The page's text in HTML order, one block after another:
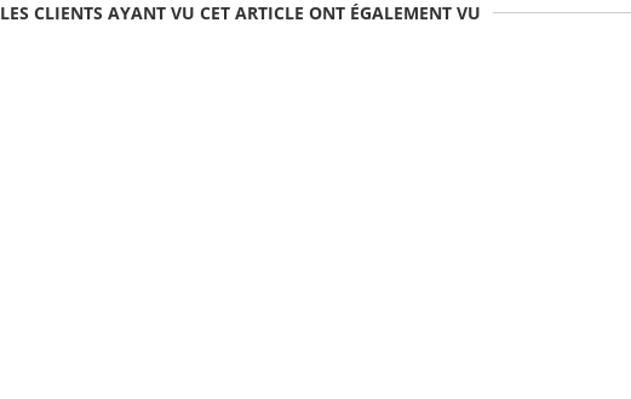
LES CLIENTS AYANT VU CET ARTICLE ONT ÉGALEMENT VU